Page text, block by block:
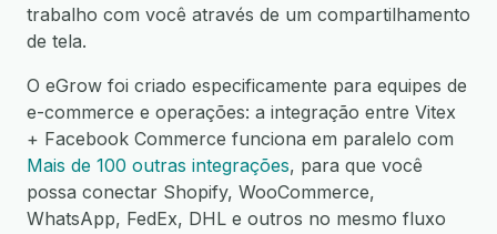
trabalho com você através de um compartilhamento
de tela.
O eGrow foi criado especificamente para equipes de
e-commerce e operações: a integração entre Vitex
+ Facebook Commerce funciona em paralelo com
Mais de 100 outras integrações, para que você
possa conectar Shopify, WooCommerce,
WhatsApp, FedEx, DHL e outros no mesmo fluxo